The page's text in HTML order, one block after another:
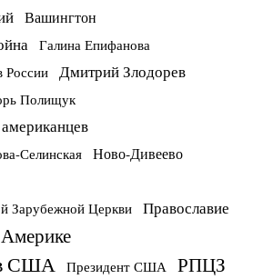
Вашингтон
Галина Епифанова
России Дмитрий Злодорев
Полищук
Селинская Ново-Дивеево
Зарубежной Церкви Православие
США Президент США РПЦЗ